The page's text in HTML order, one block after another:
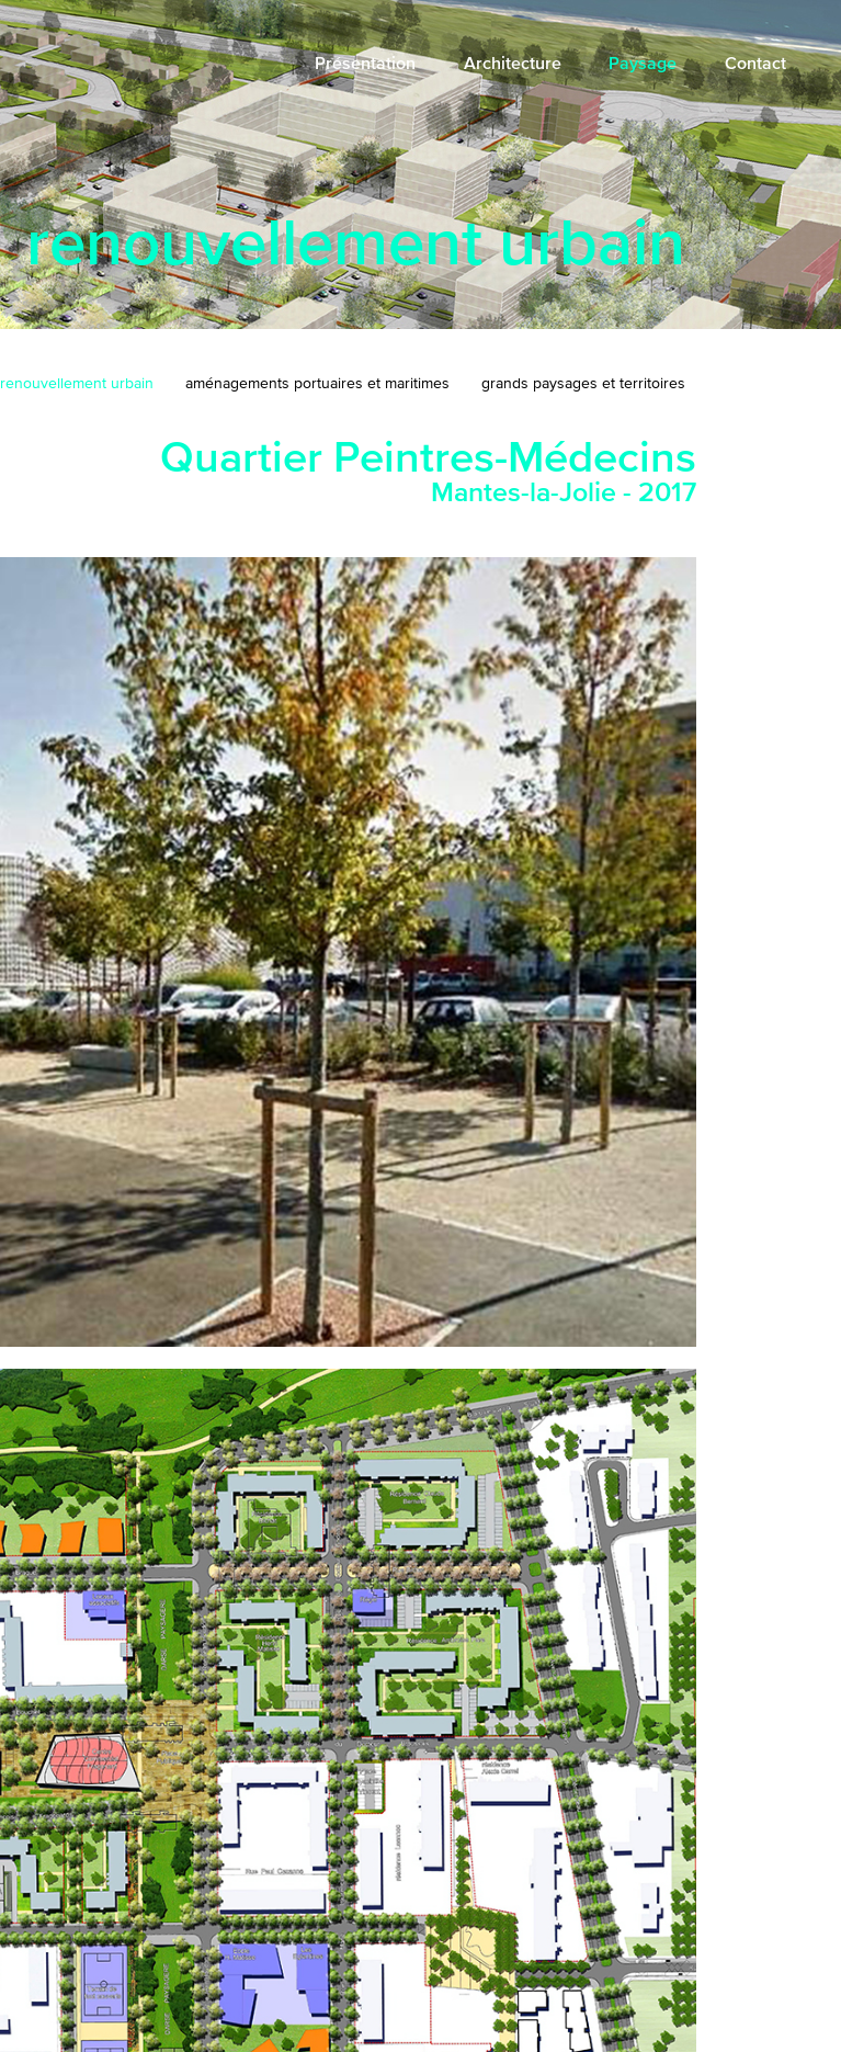
Présentation Architecture Paysage Contact
renouvellement urbain
renouvellement urbain aménagements portuaires et maritimes grands paysages et territoires
Quartier Peintres-Médecins
Mantes-la-Jolie - 2017